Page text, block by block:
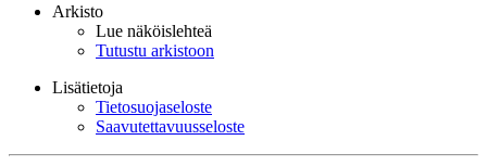
Arkisto
Lue näköislehteä
Tutustu arkistoon
Lisätietoja
Tietosuojaseloste
Saavutettavuusseloste